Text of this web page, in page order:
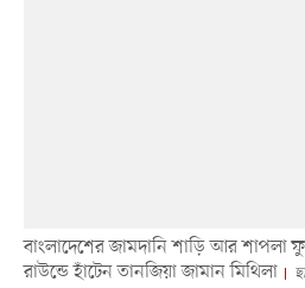
বাংলাদেশের জামদানি শাড়ি আর শাপলা
রাউন্ডে হাঁটেন তানজিয়া জামান মিথিলা